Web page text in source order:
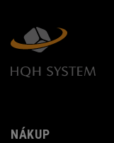
NÁKUP